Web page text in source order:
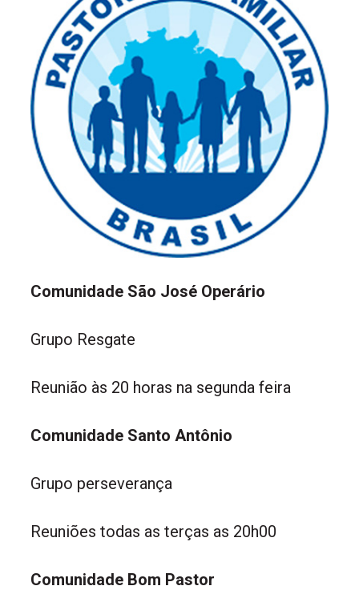
Comunidade São José Operário
Grupo Resgate
Reunião às 20 horas na segunda feira
Comunidade Santo Antônio
Grupo perseverança
Reuniões todas as terças as 20h00
Comunidade Bom Pastor